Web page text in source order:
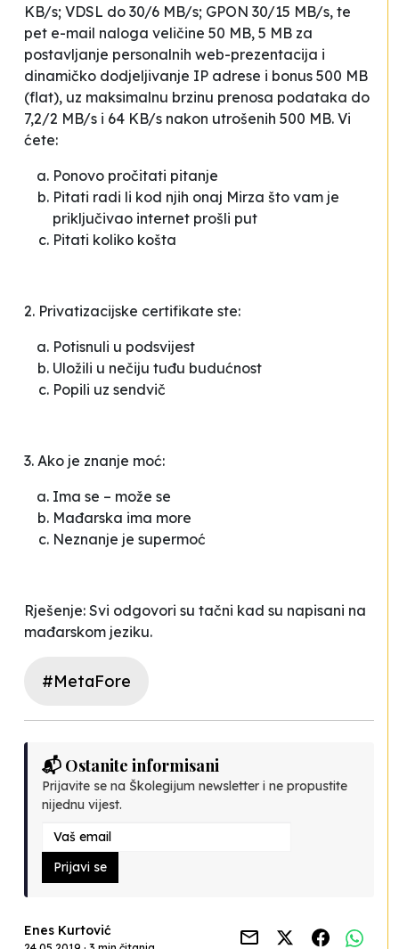
KB/s; VDSL do 30/6 MB/s; GPON 30/15 MB/s, te
pet e-mail naloga veličine 50 MB, 5 MB za
postavljanje personalnih web-prezentacija i
dinamičko dodjeljivanje IP adrese i bonus 500 MB
(flat), uz maksimalnu brzinu prenosa podataka do
7,2/2 MB/s i 64 KB/s nakon utrošenih 500 MB. Vi
ćete:
Ponovo pročitati pitanje
Pitati radi li kod njih onaj Mirza što vam je
priključivao internet prošli put
Pitati koliko košta
2. Privatizacijske certifikate ste:
Potisnuli u podsvijest
Uložili u nečiju tuđu budućnost
Popili uz sendvič
3. Ako je znanje moć:
Ima se – može se
Mađarska ima more
Neznanje je supermoć
Rješenje: Svi odgovori su tačni kad su napisani na
mađarskom jeziku.
#MetaFore
📬 Ostanite informisani
Prijavite se na Školegijum newsletter i ne propustite
nijednu vijest.
Prijavi se
Enes Kurtović